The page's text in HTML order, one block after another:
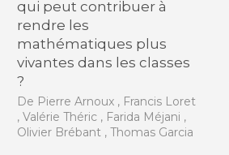
qui peut contribuer à
rendre les
mathématiques plus
vivantes dans les classes
?
De Pierre Arnoux , Francis Loret
, Valérie Théric , Farida Méjani ,
Olivier Brébant , Thomas Garcia